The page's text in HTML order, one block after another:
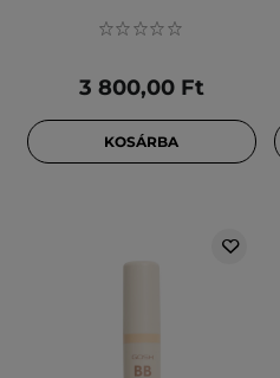
3 800,00 Ft
KOSÁRBA